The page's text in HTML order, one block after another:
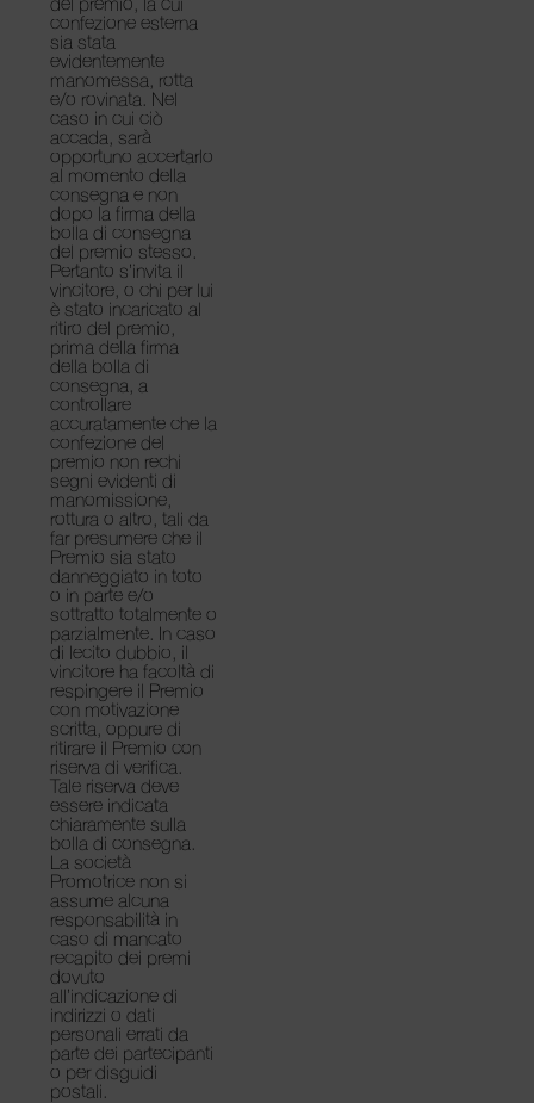
confezione esterna
sia stata
evidentemente
manomessa, rotta
e/o rovinata. Nel
caso in cui ciò
accada, sarà
opportuno accertarlo
al momento della
consegna e non
dopo la firma della
bolla di consegna
del premio stesso.
Pertanto s’invita il
vincitore, o chi per lui
è stato incaricato al
ritiro del premio,
prima della firma
della bolla di
consegna, a
controllare
accuratamente che la
confezione del
premio non rechi
segni evidenti di
manomissione,
rottura o altro, tali da
far presumere che il
Premio sia stato
danneggiato in toto
o in parte e/o
sottratto totalmente o
parzialmente. In caso
di lecito dubbio, il
vincitore ha facoltà di
respingere il Premio
con motivazione
scritta, oppure di
ritirare il Premio con
riserva di verifica.
Tale riserva deve
essere indicata
chiaramente sulla
bolla di consegna.
La società
Promotrice non si
assume alcuna
responsabilità in
caso di mancato
recapito dei premi
dovuto
all’indicazione di
indirizzi o dati
personali errati da
parte dei partecipanti
o per disguidi
postali.